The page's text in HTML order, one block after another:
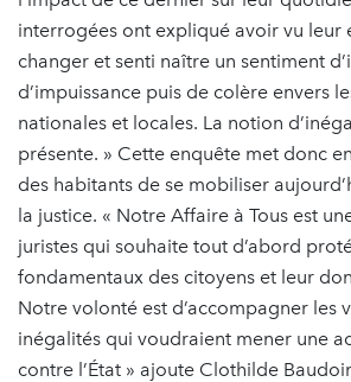
interrogées ont expliqué avoir vu leur
changer et senti naître un sentiment
d’impuissance puis de colère envers
nationales et locales. La notion
présente. » Cette enquête met donc
des habitants de se mobiliser
la justice. « Notre Affaire à Tous est
juristes qui souhaite tout d’abord
fondamentaux des citoyens et leur
Notre volonté est d’accompagner les
inégalités qui voudraient mener une
contre l’État » ajoute Clothilde